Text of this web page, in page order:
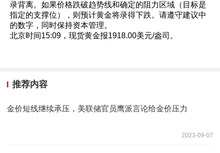
录背离。如果价格跌破趋势线和确定的阻力区域（目标是
指定的支撑位），则预计黄金将录得下跌。请遵守建议中
的数字，同时保持资本管理。
北京时间15:09，现货黄金报1918.00美元/盎司。
推荐内容
金价短线继续承压，美联储官员鹰派言论给金价压力
2023-09-07